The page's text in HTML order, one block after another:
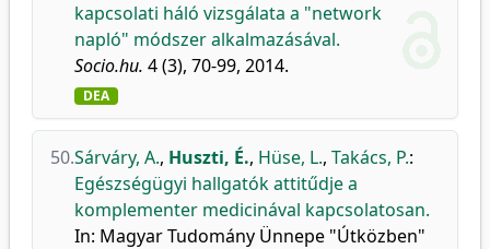
kapcsolati háló vizsgálata a "network
napló" módszer alkalmazásával.
Socio.hu. 4 (3), 70-99, 2014.
DEA
50.Sárváry, A., Huszti, É., Hüse, L., Takács, P.:
Egészségügyi hallgatók attitűdje a
komplementer medicinával kapcsolatosan.
In: Magyar Tudomány Ünnepe "Útközben"